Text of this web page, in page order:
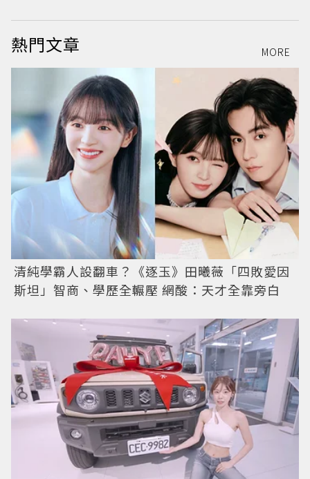
熱門文章 MORE
清純學霸人設翻車？《逐玉》田曦薇「四敗愛因
斯坦」智商、學歷全輾壓 網酸：天才全靠旁白